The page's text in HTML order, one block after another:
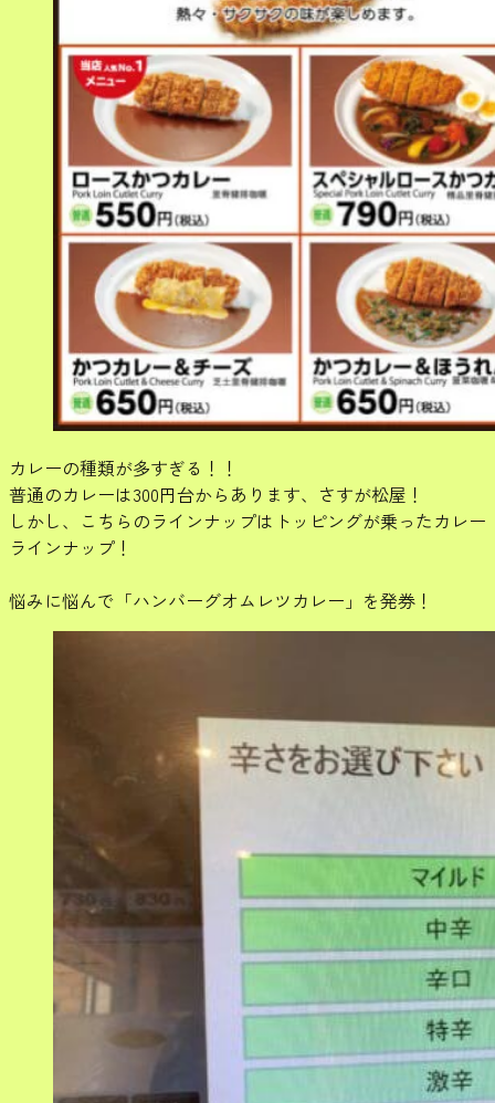
カレーの種類が多すぎる！！
普通のカレーは300円台からあります、さすが松屋！
しかし、こちらのラインナップはトッピングが乗ったカレー
ラインナップ！
悩みに悩んで「ハンバーグオムレツカレー」を発券！